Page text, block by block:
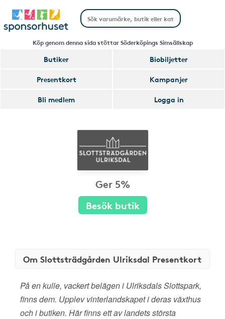
Köp genom denna sida stöttar Söderköpings Simsällskap
Butiker
Biobiljetter
Presentkort
Kampanjer
Bli medlem
Logga in
Ger 5%
Besök butik
Om Slottsträdgården Ulriksdal Presentkort
På en kulle, vackert belägen i Ulriksdals Slottspark,
finns dem. Upplev vinterlandskapet i deras växthus
och i butiken. Här finns ett av landets största